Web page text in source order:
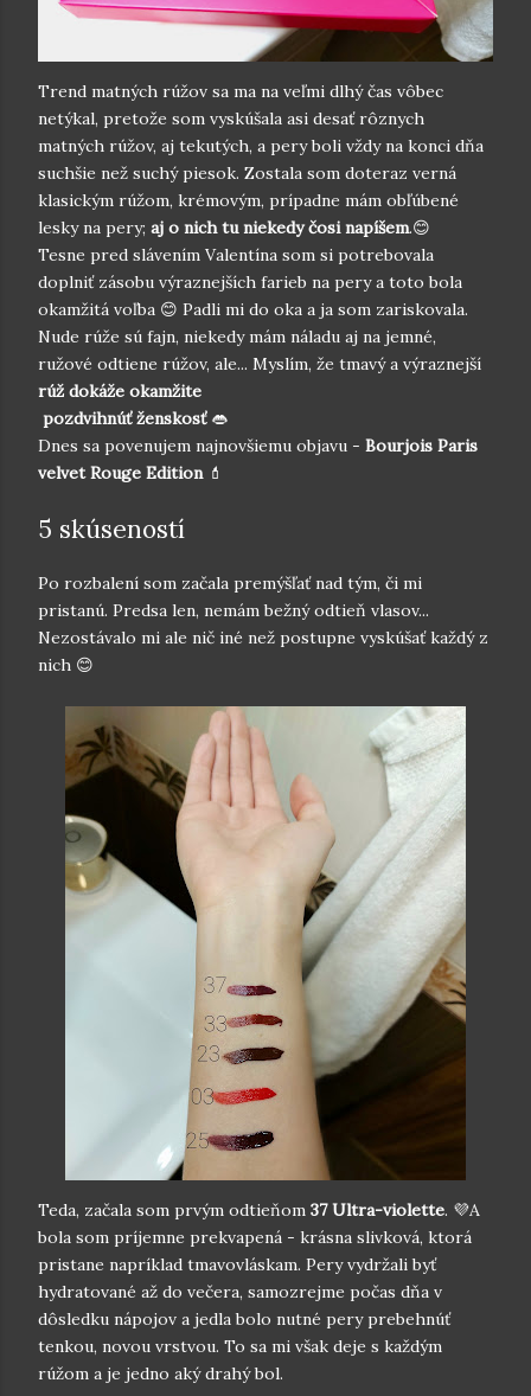
Trend matných rúžov sa ma na veľmi dlhý čas vôbec
netýkal, pretože som vyskúšala asi desať rôznych
matných rúžov, aj tekutých, a pery boli vždy na konci dňa
suchšie než suchý piesok. Zostala som doteraz verná
klasickým rúžom, krémovým, prípadne mám obľúbené
lesky na pery; aj o nich tu niekedy čosi napíšem.😊
Tesne pred slávením Valentína som si potrebovala
doplniť zásobu výraznejších farieb na pery a toto bola
okamžitá voľba 😊 Padli mi do oka a ja som zariskovala.
Nude rúže sú fajn, niekedy mám náladu aj na jemné,
ružové odtiene rúžov, ale... Myslím, že tmavý a výraznejší
rúž dokáže okamžite
pozdvihnúť ženskosť👄
Dnes sa povenujem najnovšiemu objavu - Bourjois Paris
velvet Rouge Edition 💄
5 skúseností
Po rozbalení som začala premýšľať nad tým, či mi
pristanú. Predsa len, nemám bežný odtieň vlasov...
Nezostávalo mi ale nič iné než postupne vyskúšať každý z
nich 😊
Teda, začala som prvým odtieňom 37 Ultra-violette. 💜A
bola som príjemne prekvapená - krásna slivková, ktorá
pristane napríklad tmavovláskam. Pery vydržali byť
hydratované až do večera, samozrejme počas dňa v
dôsledku nápojov a jedla bolo nutné pery prebehnúť
tenkou, novou vrstvou. To sa mi však deje s každým
rúžom a je jedno aký drahý bol.